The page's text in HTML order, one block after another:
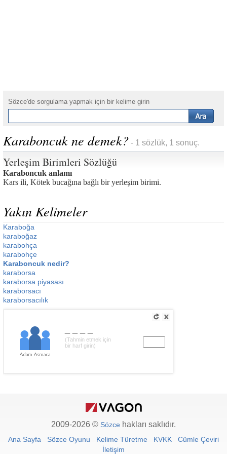
Sözce'de sorgulama yapmak için bir kelime girin
Karaboncuk ne demek? - 1 sözlük, 1 sonuç.
Yerleşim Birimleri Sözlüğü
Karaboncuk anlamı
Kars ili, Kötek bucağına bağlı bir yerleşim birimi.
Yakın Kelimeler
Karaboğa
karaboğaz
karabohça
karabohçe
Karaboncuk nedir?
karaborsa
karaborsa piyasası
karaborsacı
karaborsacılık
(Tahmin etmek için
bir harf girin)
2009-2026 © Sözce hakları saklıdır.
Ana Sayfa Sözce Oyunu Kelime Türetme KVKK
Cümle Çeviri
İletişim